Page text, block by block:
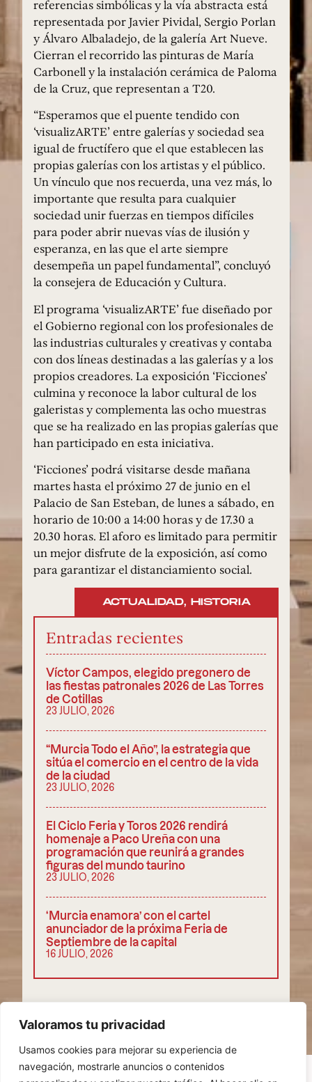
Valoramos tu privacidad
Usamos cookies para mejorar su experiencia de
navegación, mostrarle anuncios o contenidos
referencias simbólicas y la vía abstracta está
representada por Javier Pividal, Sergio Porlan
y Álvaro Albaladejo, de la galería Art Nueve.
Cierran el recorrido las pinturas de María
Carbonell y la instalación cerámica de Paloma
de la Cruz, que representan a T20.
“Esperamos que el puente tendido con
‘visualizARTE’ entre galerías y sociedad sea
igual de fructífero que el que establecen las
propias galerías con los artistas y el público.
Un vínculo que nos recuerda, una vez más, lo
importante que resulta para cualquier
sociedad unir fuerzas en tiempos difíciles
para poder abrir nuevas vías de ilusión y
esperanza, en las que el arte siempre
desempeña un papel fundamental”, concluyó
la consejera de Educación y Cultura.
El programa ‘visualizARTE’ fue diseñado por
el Gobierno regional con los profesionales de
las industrias culturales y creativas y contaba
con dos líneas destinadas a las galerías y a los
propios creadores. La exposición ‘Ficciones’
culmina y reconoce la labor cultural de los
galeristas y complementa las ocho muestras
que se ha realizado en las propias galerías que
han participado en esta iniciativa.
‘Ficciones’ podrá visitarse desde mañana
martes hasta el próximo 27 de junio en el
Palacio de San Esteban, de lunes a sábado, en
horario de 10:00 a 14:00 horas y de 17.30 a
20.30 horas. El aforo es limitado para permitir
un mejor disfrute de la exposición, así como
para garantizar el distanciamiento social.
ACTUALIDAD, HISTORIA
Entradas recientes
Víctor Campos, elegido pregonero de
las fiestas patronales 2026 de Las Torres
de Cotillas
23 JULIO, 2026
“Murcia Todo el Año”, la estrategia que
sitúa el comercio en el centro de la vida
de la ciudad
23 JULIO, 2026
El Ciclo Feria y Toros 2026 rendirá
homenaje a Paco Ureña con una
programación que reunirá a grandes
figuras del mundo taurino
23 JULIO, 2026
‘Murcia enamora’ con el cartel
anunciador de la próxima Feria de
Septiembre de la capital
16 JULIO, 2026